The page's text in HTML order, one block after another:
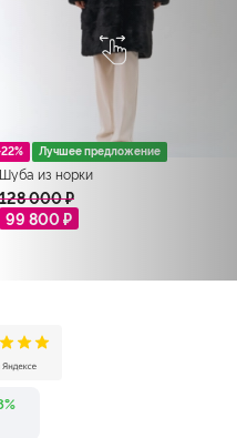
Лучшее предложение
Шуба из норки
128 000 ₽
99 800 ₽